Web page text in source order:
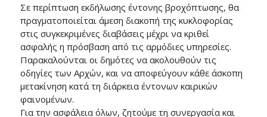
Σε περίπτωση εκδήλωσης έντονης βροχόπτωσης, θα
πραγματοποιείται άμεση διακοπή της κυκλοφορίας
στις συγκεκριμένες διαβάσεις μέχρι να κριθεί
ασφαλής η πρόσβαση από τις αρμόδιες υπηρεσίες.
Παρακαλούνται οι δημότες να ακολουθούν τις
οδηγίες των Αρχών, και να αποφεύγουν κάθε άσκοπη
μετακίνηση κατά τη διάρκεια έντονων καιρικών
φαινομένων.
Για την ασφάλεια όλων, ζητούμε τη συνεργασία και